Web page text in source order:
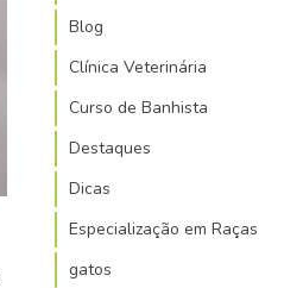
Blog
Clínica Veterinária
Curso de Banhista
Destaques
Dicas
Especialização em Raças
gatos